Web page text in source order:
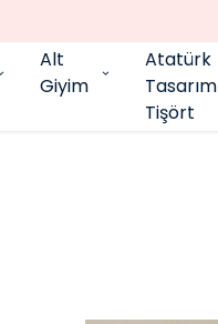
Alt
Giyim
Atatürk
Tasarım
Tişört